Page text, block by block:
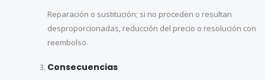
Reparación o sustitución; si no proceden o resultan
desproporcionadas, reducción del precio o resolución con
reembolso.
Consecuencias